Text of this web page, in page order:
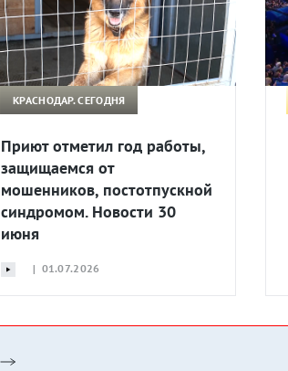
КРАСНОДАР. СЕГОДНЯ
Приют отметил год работы,
защищаемся от
мошенников, постотпускной
синдромом. Новости 30
июня
| 01.07.2026